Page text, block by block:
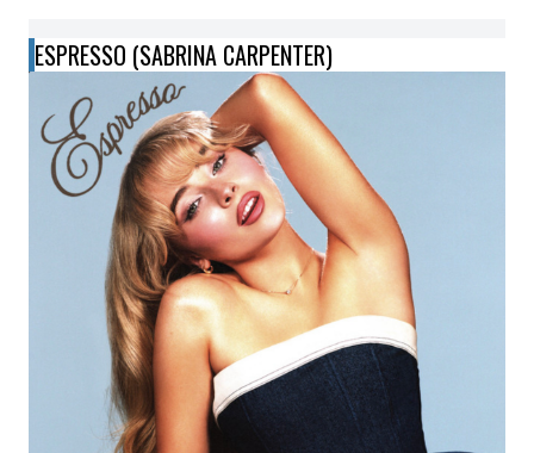
ESPRESSO (SABRINA CARPENTER)